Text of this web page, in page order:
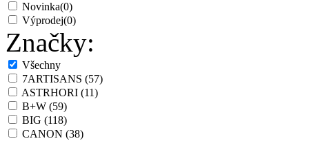
Novinka(0)
Výprodej(0)
Značky:
Všechny
7ARTISANS (57)
ASTRHORI (11)
B+W (59)
BIG (118)
CANON (38)